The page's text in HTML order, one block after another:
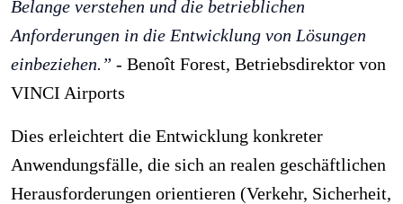
Belange verstehen und die betrieblichen
Anforderungen in die Entwicklung von Lösungen
einbeziehen.” - Benoît Forest, Betriebsdirektor von
VINCI Airports
Dies erleichtert die Entwicklung konkreter
Anwendungsfälle, die sich an realen geschäftlichen
Herausforderungen orientieren (Verkehr, Sicherheit,